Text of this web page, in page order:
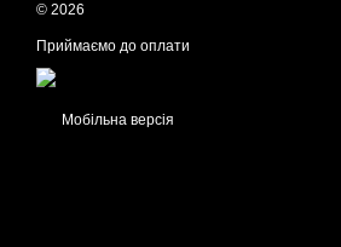
© 2026
Приймаємо до оплати
Мобільна версія